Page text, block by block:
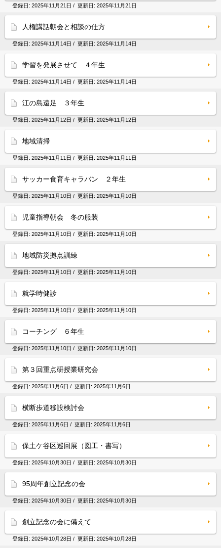
登録日: 2025年11月21日 / 更新日: 2025年11月21日
人権講話朝会と相談の仕方
登録日: 2025年11月14日 / 更新日: 2025年11月14日
学習を発展させて ４年生
登録日: 2025年11月14日 / 更新日: 2025年11月14日
江の島遠足 ３年生
登録日: 2025年11月12日 / 更新日: 2025年11月12日
地域清掃
登録日: 2025年11月11日 / 更新日: 2025年11月11日
サッカー食育キャラバン ２年生
登録日: 2025年11月10日 / 更新日: 2025年11月10日
児童指導朝会 冬の服装
登録日: 2025年11月10日 / 更新日: 2025年11月10日
地域防災拠点訓練
登録日: 2025年11月10日 / 更新日: 2025年11月10日
就学時健診
登録日: 2025年11月10日 / 更新日: 2025年11月10日
コーチング ６年生
登録日: 2025年11月10日 / 更新日: 2025年11月10日
第３回重点研授業研究会
登録日: 2025年11月6日 / 更新日: 2025年11月6日
横断歩道移設検討会
登録日: 2025年11月6日 / 更新日: 2025年11月6日
保土ケ谷区巡回展（図工・書写）
登録日: 2025年10月30日 / 更新日: 2025年10月30日
95周年創立記念の会
登録日: 2025年10月30日 / 更新日: 2025年10月30日
創立記念の会に備えて
登録日: 2025年10月28日 / 更新日: 2025年10月28日